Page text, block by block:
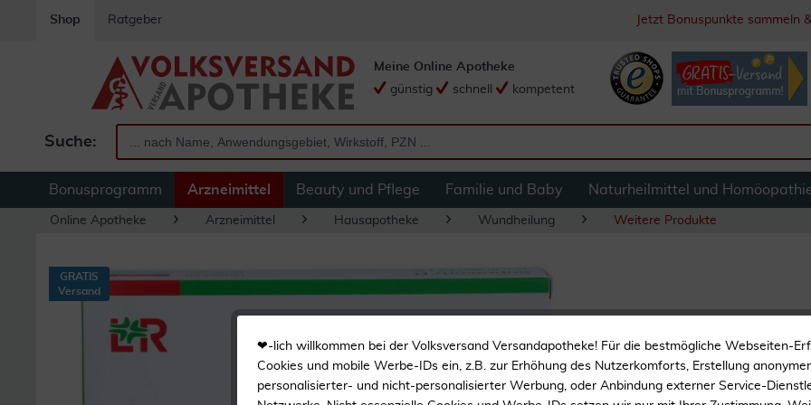
Shop Ratgeber Jetzt Bonuspunkte sammeln
Suche:
Meine Online Apotheke
günstig
schnell kompetent
Bonusprogramm Arzneimittel Beauty und Pflege Familie und Baby Naturheilmittel und
Online Apotheke Arzneimittel Hausapotheke Wundheilung Weitere Produkte
Suprasorb H
Stück
GRATIS
Versand
❤-lich willkommen bei der Volksversand Versandapotheke! Für die bestmögliche Webseiten-
Cookies und mobile Werbe-IDs ein, z.B. zur Erhöhung des Nutzerkomforts, Erstellung
personalisierter- und nicht-personalisierter Werbung, oder Anbindung externer Service-